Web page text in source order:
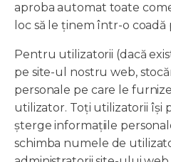
aproba automat toate
loc să le ținem într-o
Pentru utilizatorii (dacă
pe site-ul nostru web,
personale pe care le
utilizator. Toți utilizatorii își
șterge informațiile
schimba numele de